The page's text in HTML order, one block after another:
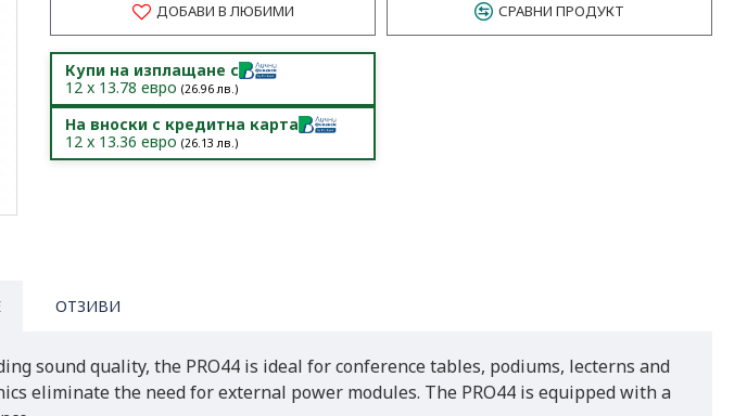
ДОБАВИ В ЛЮБИМИ СРАВНИ ПРОДУКТ
Купи на изплащане с
12 x 13.78 евро (26.96лв.)
На вноски с кредитна карта
12 x 13.36 евро (26.13 лв.)
ОТЗИВИ
sound quality, the PRO44 is ideal for conference tables, podiums, lecterns and
eliminate the need for external power modules. The PRO44 is equipped with a